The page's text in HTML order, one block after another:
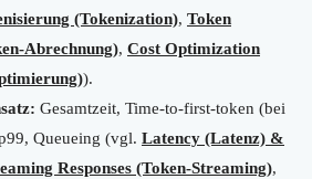
(Tokenization), Token
Abrechnung), Cost Optimization
).
Gesamtzeit, Time-to-first-token (bei
Queueing (vgl. Latency (Latenz) &
Responses (Token-Streaming),